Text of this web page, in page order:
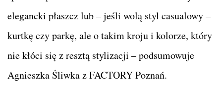
elegancki płaszcz lub – jeśli wolą styl casualowy –
kurtkę czy parkę, ale o takim kroju i kolorze, który
nie kłóci się z resztą stylizacji – podsumowuje
Agnieszka Śliwka z FACTORY Poznań.